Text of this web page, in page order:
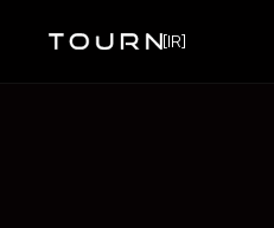
[IR]